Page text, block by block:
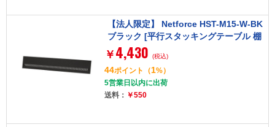
【法人限定】 Netforce HST-M15-W-BK
ブラック [平行スタッキングテーブル 棚
なし 幅1500専用幕板]
￥ 4,430 (税込)
44ポイント （1%）
5営業日以内に出荷
送料： ￥550